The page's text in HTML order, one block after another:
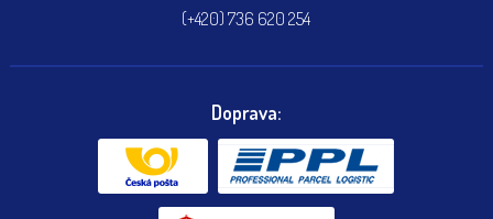
(+420) 736 620 254
Doprava: